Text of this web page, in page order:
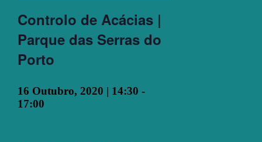
Controlo de Acácias |
Parque das Serras do
Porto
16 Outubro, 2020 | 14:30 -
17:00